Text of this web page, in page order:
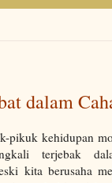
dalam
pikuk kehidupan
terjebak
kita berusaha